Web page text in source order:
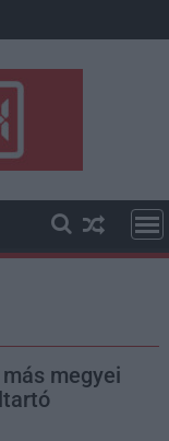
megyei